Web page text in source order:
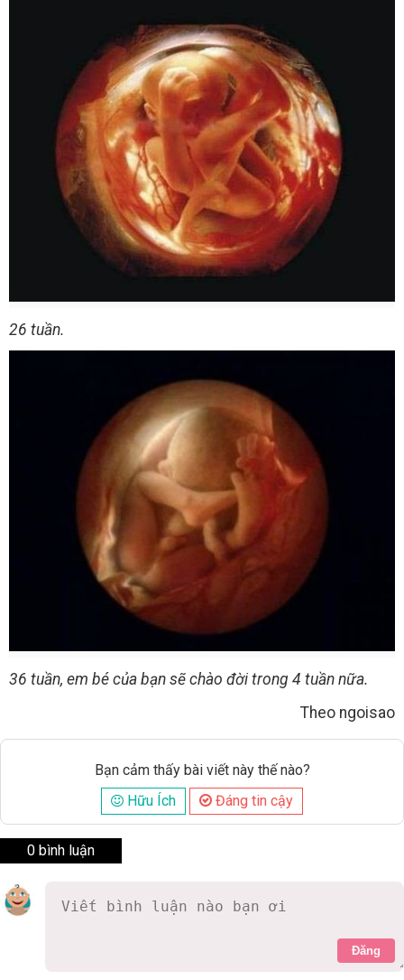
26 tuần.
36 tuần, em bé của bạn sẽ chào đời trong 4 tuần nữa.
Theo ngoisao
Bạn cảm thấy bài viết này thế nào?
Hữu Ích
Đáng tin cậy
0 bình luận
Đăng